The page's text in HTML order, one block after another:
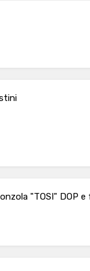
"TOSI" DOP e